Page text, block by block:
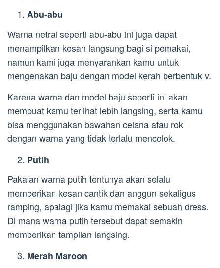
Abu-abu
Warna netral seperti abu-abu ini juga dapat
menampilkan kesan langsung bagi si pemakai,
namun kami juga menyarankan kamu untuk
mengenakan baju dengan model kerah berbentuk v.
Karena warna dan model baju seperti ini akan
membuat kamu terlihat lebih langsing, serta kamu
bisa menggunakan bawahan celana atau rok
dengan warna yang tidak terlalu mencolok.
Putih
Pakaian warna putih tentunya akan selalu
memberikan kesan cantik dan anggun sekaligus
ramping, apalagi jika kamu memakai sebuah dress.
Di mana warna putih tersebut dapat semakin
memberikan tampilan langsing.
Merah Maroon